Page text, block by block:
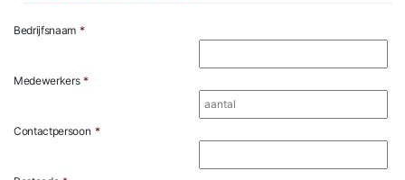
Bedrijfsnaam *
Medewerkers *
Contactpersoon *